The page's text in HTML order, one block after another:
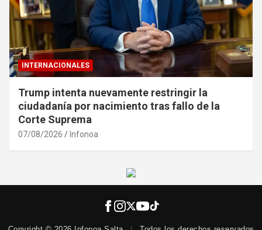
INTERNACIONALES
Detuvieron en Salta al abogado Diego Chacón
tras volver de EE.UU. con pedido de captura
06/08/2026 Infonoa